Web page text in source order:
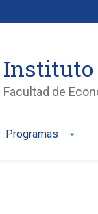
Instituto
Facultad de
Programas arrow_drop_down